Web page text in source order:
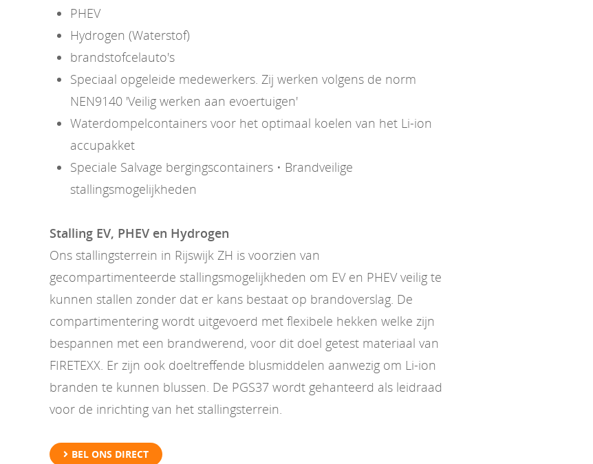
PHEV
Hydrogen (Waterstof)
brandstofcelauto's
Speciaal opgeleide medewerkers. Zij werken volgens de norm
NEN9140 'Veilig werken aan evoertuigen'
Waterdompelcontainers voor het optimaal koelen van het Li-ion
accupakket
Speciale Salvage bergingscontainers • Brandveilige
stallingsmogelijkheden
Stalling EV, PHEV en Hydrogen
Ons stallingsterrein in Rijswijk ZH is voorzien van
gecompartimenteerde stallingsmogelijkheden om EV en PHEV veilig te
kunnen stallen zonder dat er kans bestaat op brandoverslag. De
compartimentering wordt uitgevoerd met flexibele hekken welke zijn
bespannen met een brandwerend, voor dit doel getest materiaal van
FIRETEXX. Er zijn ook doeltreffende blusmiddelen aanwezig om Li-ion
branden te kunnen blussen. De PGS37 wordt gehanteerd als leidraad
voor de inrichting van het stallingsterrein.
BEL ONS DIRECT